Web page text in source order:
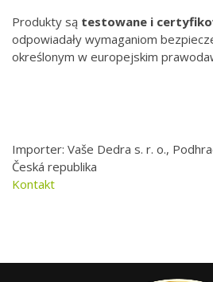
Produkty są testowane i
odpowiadały wymaganiom
określonym w europejskim
Importer: Vaše Dedra s. r. o.,
Česká republika
Kontakt